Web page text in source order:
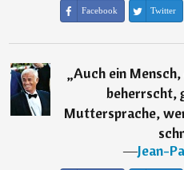
Facebook Twitter
„Auch ein
beherrscht,
Muttersprache,
―Jean-